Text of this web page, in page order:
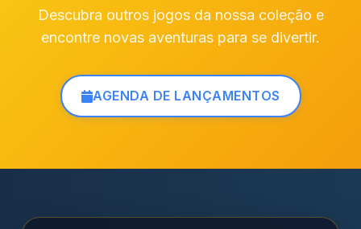
Descubra outros jogos da nossa coleção e
encontre novas aventuras para se divertir.
AGENDA DE LANÇAMENTOS